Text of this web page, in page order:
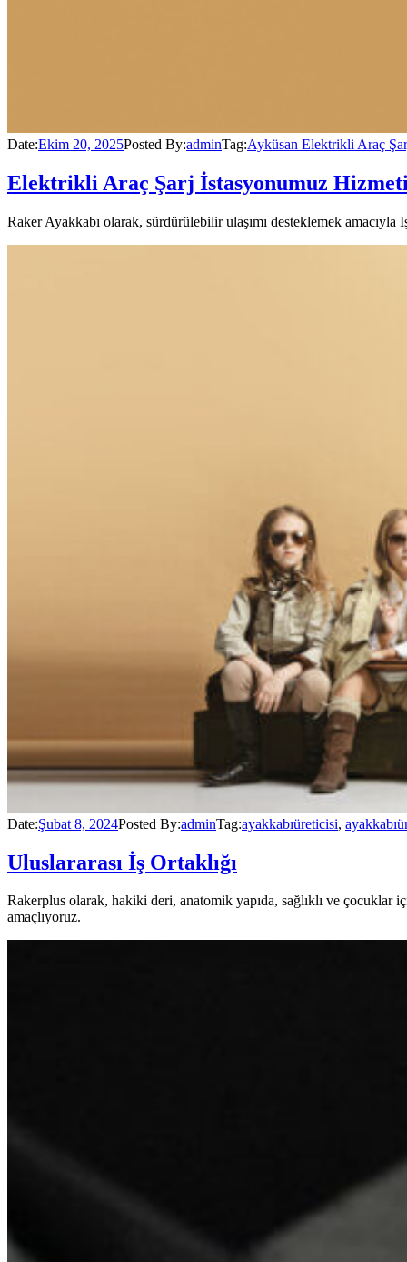
Date:Ekim 20, 2025Posted By:adminTag:Ayküsan Elektrikli Araç
Elektrikli Araç Şarj İstasyonumuz
Raker Ayakkabı olarak, sürdürülebilir ulaşımı desteklemek
Date:Şubat 8, 2024Posted By:adminTag:ayakkabıüreticisi,
Uluslararası İş Ortaklığı
Rakerplus olarak, hakiki deri, anatomik yapıda, sağlıklı ve çocuklar
amaçlıyoruz.